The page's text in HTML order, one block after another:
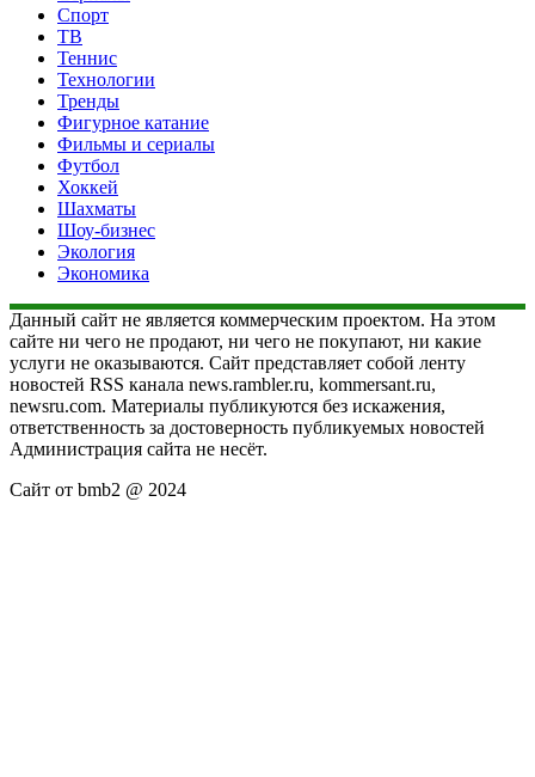
Спорт
ТВ
Теннис
Технологии
Тренды
Фигурное катание
Фильмы и сериалы
Футбол
Хоккей
Шахматы
Шоу-бизнес
Экология
Экономика
Данный сайт не является коммерческим проектом. На этом
сайте ни чего не продают, ни чего не покупают, ни какие
услуги не оказываются. Сайт представляет собой ленту
новостей RSS канала news.rambler.ru, kommersant.ru,
newsru.com. Материалы публикуются без искажения,
ответственность за достоверность публикуемых новостей
Администрация сайта не несёт.
Сайт от bmb2 @ 2024